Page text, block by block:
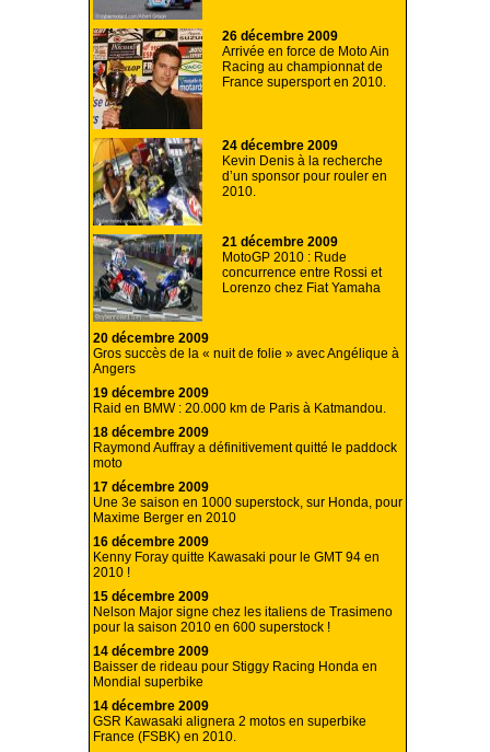
26 décembre 2009
Arrivée en force de Moto Ain
Racing au championnat de
France supersport en 2010.
24 décembre 2009
Kevin Denis à la recherche
d’un sponsor pour rouler en
2010.
21 décembre 2009
MotoGP 2010 : Rude
concurrence entre Rossi et
Lorenzo chez Fiat Yamaha
20 décembre 2009
Gros succès de la « nuit de folie » avec Angélique à
Angers
19 décembre 2009
Raid en BMW : 20.000 km de Paris à Katmandou.
18 décembre 2009
Raymond Auffray a définitivement quitté le paddock
moto
17 décembre 2009
Une 3e saison en 1000 superstock, sur Honda, pour
Maxime Berger en 2010
16 décembre 2009
Kenny Foray quitte Kawasaki pour le GMT 94 en
2010 !
15 décembre 2009
Nelson Major signe chez les italiens de Trasimeno
pour la saison 2010 en 600 superstock !
14 décembre 2009
Baisser de rideau pour Stiggy Racing Honda en
Mondial superbike
14 décembre 2009
GSR Kawasaki alignera 2 motos en superbike
France (FSBK) en 2010.